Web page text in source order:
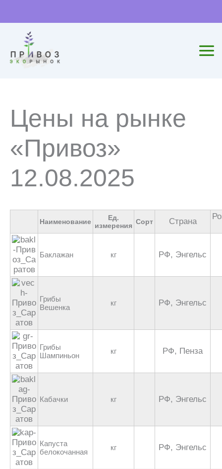
к
содержимому
Цены на рынке
«Привоз»
12.08.2025
Наименование
Ед.
измерения Сорт Страна
Баклажан кг РФ, Энгельс
Грибы
Вешенка
кг РФ, Энгельс
Грибы
Шампиньон
кг РФ, Пенза
Кабачки кг РФ, Энгельс
Капуста
белокочанная
кг РФ, Энгельс